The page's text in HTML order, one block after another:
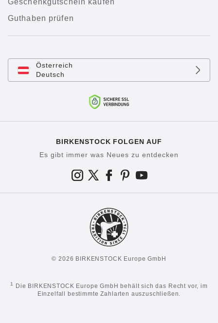
Geschenkgutschein kaufen
Guthaben prüfen
Österreich
Deutsch
BIRKENSTOCK FOLGEN AUF
Es gibt immer was Neues zu entdecken
© 2026 BIRKENSTOCK Europe GmbH
1
Die BIRKENSTOCK Europe GmbH behält sich das Recht vor, im
Einzelfall bestimmte Zahlarten auszuschließen.